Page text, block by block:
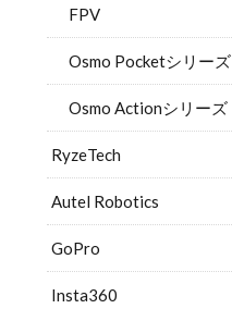
FPV
Osmo Pocketシリーズ
Osmo Actionシリーズ
RyzeTech
Autel Robotics
GoPro
Insta360